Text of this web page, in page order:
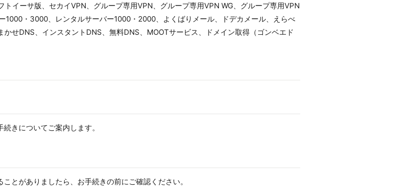
イーサ版、セカイVPN、グループ専用VPN、グループ専用VPN WG、グループ専用VPN
1000・3000、レンタルサーバー1000・2000、よくばりメール、ドデカメール、えらべ
せDNS、インスタントDNS、無料DNS、MOOTサービス、ドメイン取得（ゴンベエド
きについてご案内します。
とがありましたら、お手続きの前にご確認ください。